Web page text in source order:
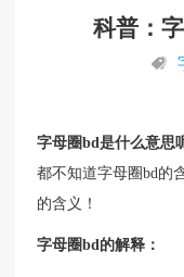
科普：
字母圈bd是什么意思
都不知道字母圈bd的
的含义！
字母圈bd的解释：